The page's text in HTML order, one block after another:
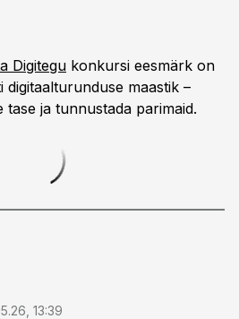
Digitegu konkursi eesmärk on
digitaalturunduse maastik –
tase ja tunnustada parimaid.
13:39